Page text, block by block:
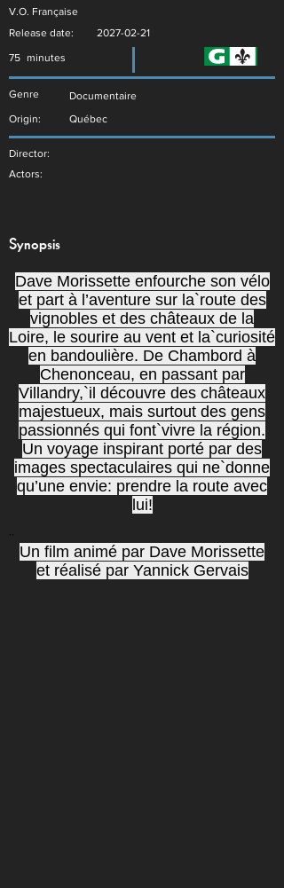
V.O. Française
Release date:
2027-02-21
75 minutes
Genre
Origin:
Documentaire
Québec
Director:
Actors:
Synopsis
Dave Morissette enfourche son vélo
et part à l’aventure sur la`route des
vignobles et des châteaux de la
Loire, le sourire au vent et la`curiosité
en bandoulière. De Chambord à
Chenonceau, en passant par
Villandry,`il découvre des châteaux
majestueux, mais surtout des gens
passionnés qui font`vivre la région.
Un voyage inspirant porté par des
images spectaculaires qui ne`donne
qu’une envie: prendre la route avec
lui!
``
Un film animé par Dave Morissette
et réalisé par Yannick Gervais